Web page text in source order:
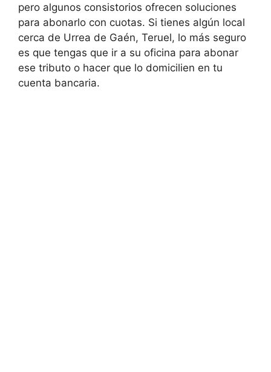
pero algunos consistorios ofrecen soluciones
para abonarlo con cuotas. Si tienes algún local
cerca de Urrea de Gaén, Teruel, lo más seguro
es que tengas que ir a su oficina para abonar
ese tributo o hacer que lo domicilien en tu
cuenta bancaria.